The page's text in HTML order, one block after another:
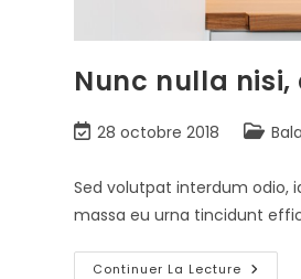
Nunc nulla
28 octobre 2018
Sed volutpat interdum odio,
massa eu urna tincidunt
Continuer La Lecture